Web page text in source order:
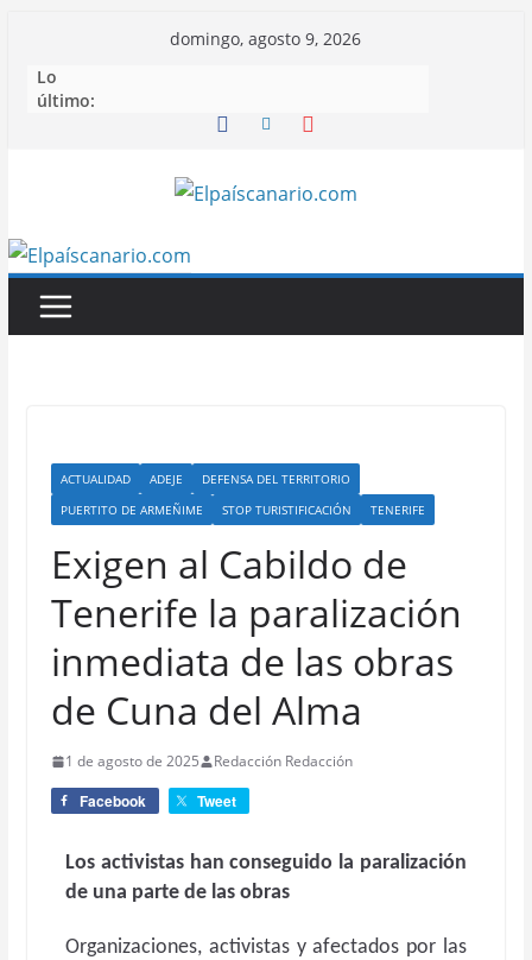
contenido
domingo, agosto 9, 2026
Lo
último:
ACTUALIDAD ADEJE
DEFENSA DEL TERRITORIO
PUERTITO DE ARMEÑIME
STOP TURISTIFICACIÓN TENERIFE
Exigen al Cabildo de
Tenerife la paralización
inmediata de las obras
de Cuna del Alma
1 de agosto de 2025 Redacción Redacción
Facebook Tweet
Los activistas han conseguido la paralización
de una parte de las obras
Organizaciones, activistas y afectados por las